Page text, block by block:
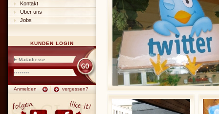
Kontakt
Über uns
Jobs
KUNDEN LOGIN
Anmelden vergessen?